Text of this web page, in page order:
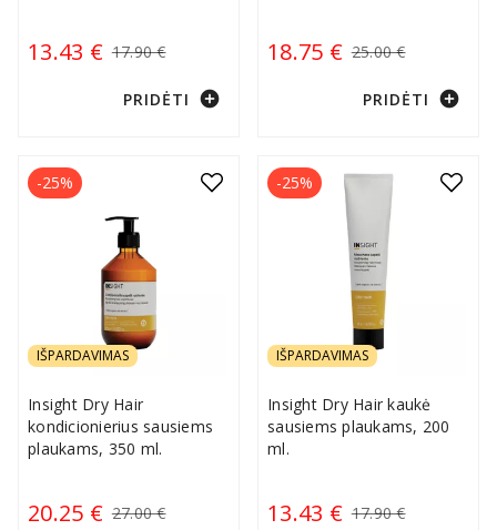
13.43 € 17.90 €
PRIDĖTI add_circle
18.75 € 25.00 €
PRIDĖTI add_circle
IŠPARDAVIMAS
Insight Dry Hair
kondicionierius sausiems
plaukams, 350 ml.
20.25 € 27.00 €
-25%
IŠPARDAVIMAS
Insight Dry Hair kaukė
sausiems plaukams, 200
ml.
13.43 € 17.90 €
-25%